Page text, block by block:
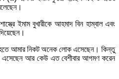
ইমাম বুখারীকে আহমাদ বিন হাম্বাল এবং
হতে আমার নিকট অনেক লোক এসেছেন। কিন্তু
এসেছেন আর কেউ এত বেশীবার আগমণ করেন